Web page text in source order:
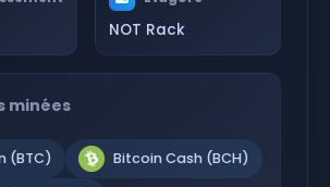
NOT Rack
minées
(BTC) Bitcoin Cash (BCH)